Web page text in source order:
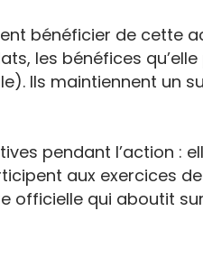
bénéficier de cette
les bénéfices
Ils maintiennent un
pendant l’action :
aux exercices de
officielle qui aboutit